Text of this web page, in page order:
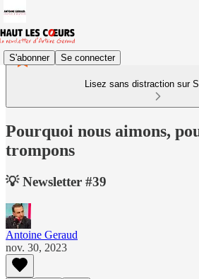
S'abonner Se connecter
Lisez sans distraction sur
Pourquoi nous aimons,
trompons
💡 Newsletter #39
Antoine Geraud
nov. 30, 2023